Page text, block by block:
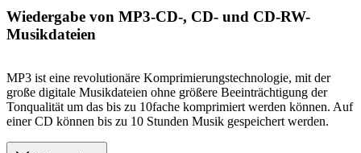
Wiedergabe von MP3-CD-, CD- und CD-RW-
Musikdateien
MP3 ist eine revolutionäre Komprimierungstechnologie, mit der
große digitale Musikdateien ohne größere Beeinträchtigung der
Tonqualität um das bis zu 10fache komprimiert werden können. Auf
einer CD können bis zu 10 Stunden Musik gespeichert werden.